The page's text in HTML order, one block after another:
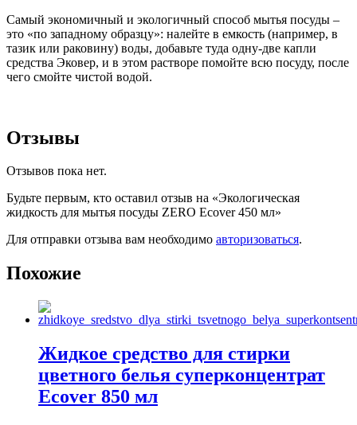
Самый экономичный и экологичный способ мытья посуды –
это «по западному образцу»: налейте в емкость (например, в
тазик или раковину) воды, добавьте туда одну-две капли
средства Эковер, и в этом растворе помойте всю посуду, после
чего смойте чистой водой.
Отзывы
Отзывов пока нет.
Будьте первым, кто оставил отзыв на «Экологическая
жидкость для мытья посуды ZERO Ecover 450 мл»
Для отправки отзыва вам необходимо авторизоваться.
Похожие
Жидкое средство для стирки
цветного белья суперконцентрат
Ecover 850 мл